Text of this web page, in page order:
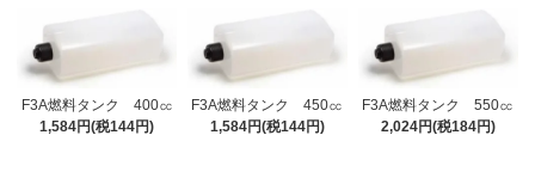
F3A燃料タンク 400㏄
1,584円(税144円)
F3A燃料タンク 450㏄
1,584円(税144円)
F3A燃料タンク 550㏄
2,024円(税184円)